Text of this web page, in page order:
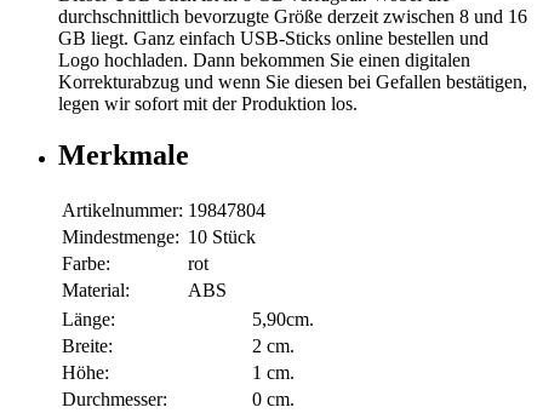
durchschnittlich bevorzugte Größe derzeit zwischen 8 und 16
GB liegt. Ganz einfach USB-Sticks online bestellen und
Logo hochladen. Dann bekommen Sie einen digitalen
Korrekturabzug und wenn Sie diesen bei Gefallen bestätigen,
legen wir sofort mit der Produktion los.
Merkmale
Artikelnummer: 19847804
Mindestmenge: 10 Stück
Farbe:
rot
Material:
ABS
Länge:
5,90cm.
Breite:
2 cm.
Höhe:
1 cm.
Durchmesser:
0 cm.